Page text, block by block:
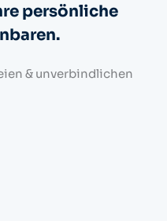
persönliche
& unverbindlichen